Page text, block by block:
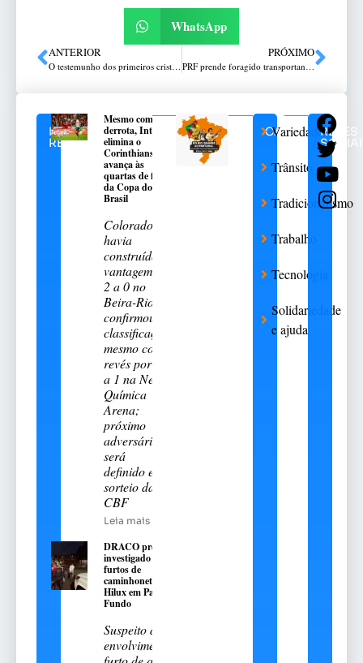
WhatsApp
ANTERIOR
O testemunho dos primeiros cristãos
PRÓXIMO
PRF prende foragido transportando drone com drogas e celulares em Montenegro
NOTÍCIAS
RELACIONADAS
Mesmo com
derrota, Inter
elimina o
Corinthians e
avança às
quartas de final
da Copa do
Brasil
Colorado
havia
construído
vantagem de
2 a 0 no
Beira-Rio e
confirmou a
classificação
mesmo com
revés por 2
a 1 na Neo
Química
Arena;
próximo
adversário
será
definido em
sorteio da
CBF
Leia mais
DRACO prende
investigado por
furtos de
caminhonetes Toyota
Hilux em Passo
Fundo
Suspeito de
envolvimento no
CATEGORIAS
Variedades
Trânsito
Tradicionalismo
Trabalho
Tecnologia
Solidariedade
e ajuda
REDES